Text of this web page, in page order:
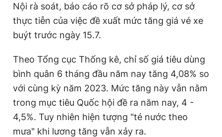
Nội rà soát, báo cáo rõ cơ sở pháp lý, cơ sở
thực tiễn của việc đề xuất mức tăng giá vé xe
buýt trước ngày 15.7.
Theo Tổng cục Thống kê, chỉ số giá tiêu dùng
bình quân 6 tháng đầu năm nay tăng 4,08% so
với cùng kỳ năm 2023. Mức tăng này vẫn nằm
trong mục tiêu Quốc hội đề ra năm nay, 4 -
4,5%. Tuy nhiên hiện tượng "té nước theo
mưa" khi lương tăng vẫn xảy ra.